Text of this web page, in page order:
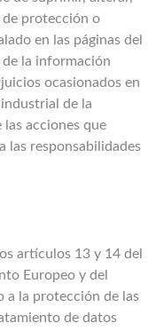
protección o
en las páginas del
la información
ocasionados en
de la
acciones que
las responsabilidades
artículos 13 y 14 del
Europeo y del
a la protección de las
de datos